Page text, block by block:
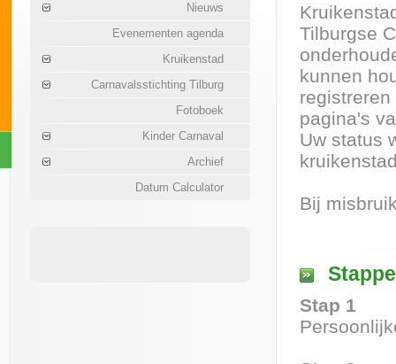
Nieuws
Evenementen agenda
Kruikenstad
Carnavalsstichting Tilburg
Fotoboek
Kinder Carnaval
Archief
Datum Calculator
Tilburgse
kunnen
pagina's
Uw status
Bij
Stap 1